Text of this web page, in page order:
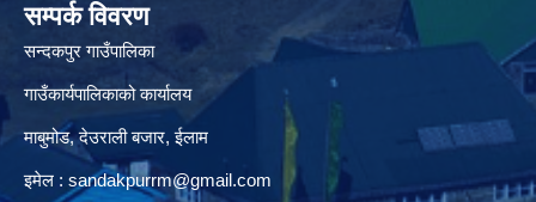
सम्पर्क विवरण
सन्दकपुर गाउँपालिका
गाउँकार्यपालिकाको कार्यालय
माबुमोड, देउराली बजार, ईलाम
इमेल : sandakpurrm@gmail.com